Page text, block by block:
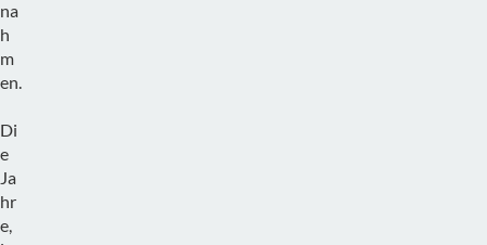
na
h
m
en.
Di
e
Ja
hr
e,